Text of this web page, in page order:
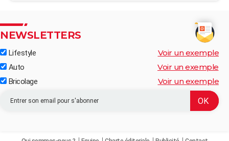
NEWSLETTERS
Lifestyle Voir un exemple
Auto Voir un exemple
Bricolage Voir un exemple